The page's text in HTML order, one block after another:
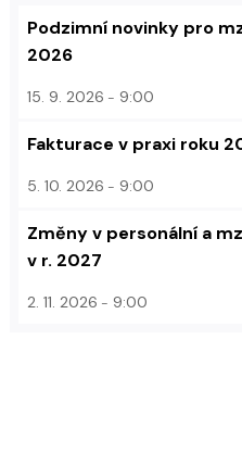
Podzimní novinky pro
2026
15. 9. 2026 9:00
Fakturace v praxi roku
5. 10. 2026 9:00
Změny v personální a
v r. 2027
2. 11. 2026 9:00